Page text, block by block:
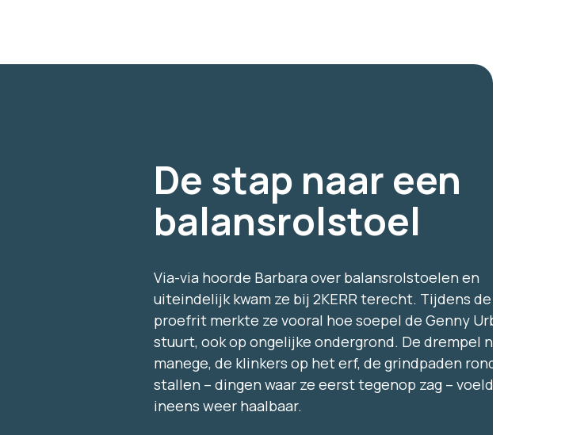
De stap naar een
balansrolstoel
Via-via hoorde Barbara over balansrolstoelen en
uiteindelijk kwam ze bij 2KERR terecht. Tijdens de
proefrit merkte ze vooral hoe soepel de Genny Urban
stuurt, ook op ongelijke ondergrond. De drempel naar de
manege, de klinkers op het erf, de grindpaden rondom de
stallen – dingen waar ze eerst tegenop zag – voelden
ineens weer haalbaar.